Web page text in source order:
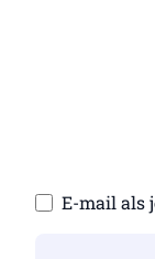
E-mail als